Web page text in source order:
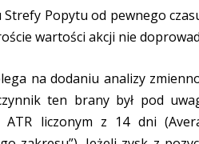
Popytu od pewnego
wartości akcji nie
na dodaniu analizy
ten brany był pod
ATR liczonym z 14 dni